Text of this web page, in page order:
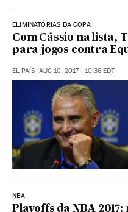
ELIMINATÓRIAS DA COPA
Com Cássio na lista,
para jogos contra
EL PAÍS | AUG 10, 2017 - 10:36 EDT
NBA
Playoffs da NBA